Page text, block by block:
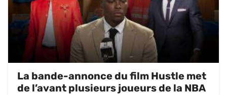
La bande-annonce du film Hustle met
de l’avant plusieurs joueurs de la NBA